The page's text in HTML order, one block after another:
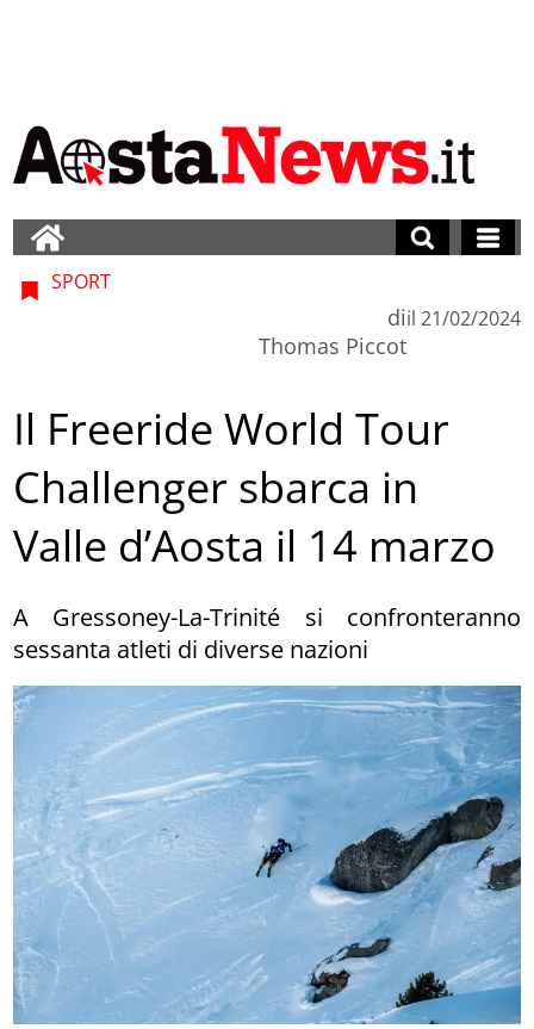
SPORT
di
Thomas Piccot
il 21/02/2024
Il Freeride World Tour
Challenger sbarca in
Valle d’Aosta il 14 marzo
A Gressoney-La-Trinité si confronteranno
sessanta atleti di diverse nazioni